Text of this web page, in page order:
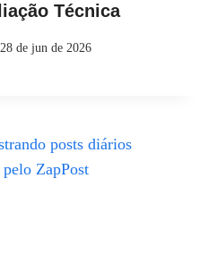
Técnica
28 de jun de 2026